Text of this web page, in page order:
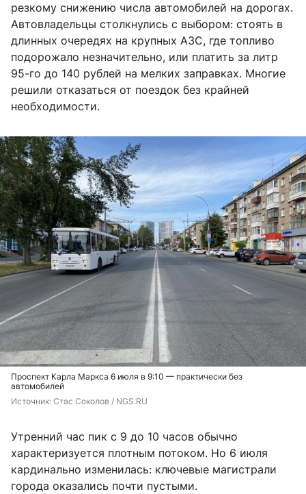
резкому снижению числа автомобилей на дорогах.
Автовладельцы столкнулись с выбором: стоять в
длинных очередях на крупных АЗС, где топливо
подорожало незначительно, или платить за литр
95-го до 140 рублей на мелких заправках. Многие
решили отказаться от поездок без крайней
необходимости.
Проспект Карла Маркса 6 июля в 9:10 — практически без
автомобилей
Источник: Стас Соколов / NGS.RU
Утренний час пик с 9 до 10 часов обычно
характеризуется плотным потоком. Но 6 июля
кардинально изменилась: ключевые магистрали
города оказались почти пустыми.